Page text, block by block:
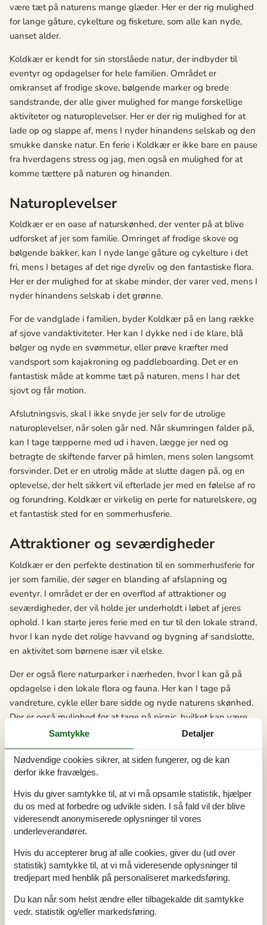
være tæt på naturens mange glæder. Her er der rig mulighed
for lange gåture, cykelture og fisketure, som alle kan nyde,
uanset alder.
Koldkær er kendt for sin storslåede natur, der indbyder til
eventyr og opdagelser for hele familien. Området er
omkranset af frodige skove, bølgende marker og brede
sandstrande, der alle giver mulighed for mange forskellige
aktiviteter og naturoplevelser. Her er der rig mulighed for at
lade op og slappe af, mens I nyder hinandens selskab og den
smukke danske natur. En ferie i Koldkær er ikke bare en pause
fra hverdagens stress og jag, men også en mulighed for at
komme tættere på naturen og hinanden.
Naturoplevelser
Koldkær er en oase af naturskønhed, der venter på at blive
udforsket af jer som familie. Omringet af frodige skove og
bølgende bakker, kan I nyde lange gåture og cykelture i det
fri, mens I betages af det rige dyreliv og den fantastiske flora.
Her er der mulighed for at skabe minder, der varer ved, mens I
nyder hinandens selskab i det grønne.
For de vandglade i familien, byder Koldkær på en lang række
af sjove vandaktiviteter. Her kan I dykke ned i de klare, blå
bølger og nyde en svømmetur, eller prøve kræfter med
vandsport som kajakroning og paddleboarding. Det er en
fantastisk måde at komme tæt på naturen, mens I har det
sjovt og får motion.
Afslutningsvis, skal I ikke snyde jer selv for de utrolige
naturoplevelser, når solen går ned. Når skumringen falder på,
kan I tage tæpperne med ud i haven, lægge jer ned og
betragte de skiftende farver på himlen, mens solen langsomt
forsvinder. Det er en utrolig måde at slutte dagen på, og en
oplevelse, der helt sikkert vil efterlade jer med en følelse af ro
og forundring. Koldkær er virkelig en perle for naturelskere, og
et fantastisk sted for en sommerhusferie.
Attraktioner og seværdigheder
Koldkær er den perfekte destination til en sommerhusferie for
jer som familie, der søger en blanding af afslapning og
eventyr. I området er der en overflod af attraktioner og
seværdigheder, der vil holde jer underholdt i løbet af jeres
ophold. I kan starte jeres ferie med en tur til den lokale strand,
hvor I kan nyde det rolige havvand og bygning af sandslotte,
en aktivitet som børnene især vil elske.
Der er også flere naturparker i nærheden, hvor I kan gå på
opdagelse i den lokale flora og fauna. Her kan I tage på
vandreture, cykle eller bare sidde og nyde naturens skønhed.
Der er også mulighed for at tage på picnic, hvilket kan være
en sjov og afslappende måde at tilbringe en eftermiddag på.
Hvis I er interesserede i historie, er der mange seværdigheder
at besøge. I kan tage en tur til det lokale museum, hvor I kan
af de gamle bygninger, som er bevaret og restaureret. I kan
også besøge nogle af de lokale kirker, som er kendt for deres
smukke arkitektur og historiske betydning. Med alle disse
Koldkær uden tvivl være en mindeværdig oplevelse for jer
som familie.
Her er et udvalg af de spændende oplevelser, der venter jer:
Koldkær Kirke: Denne historiske kirke ligger i hjertet af
Samtykke Detaljer
Nødvendige cookies sikrer, at siden fungerer, og de kan
derfor ikke fravælges.
Hvis du giver samtykke til, at vi må opsamle statistik, hjælper
du os med at forbedre og udvikle siden. I så fald vil der blive
videresendt anonymiserede oplysninger til vores
underleverandører.
Hvis du accepterer brug af alle cookies, giver du (ud over
statistik) samtykke til, at vi må videresende oplysninger til
tredjepart med henblik på personaliseret markedsføring.
Du kan når som helst ændre eller tilbagekalde dit samtykke
vedr. statistik og/eller markedsføring.